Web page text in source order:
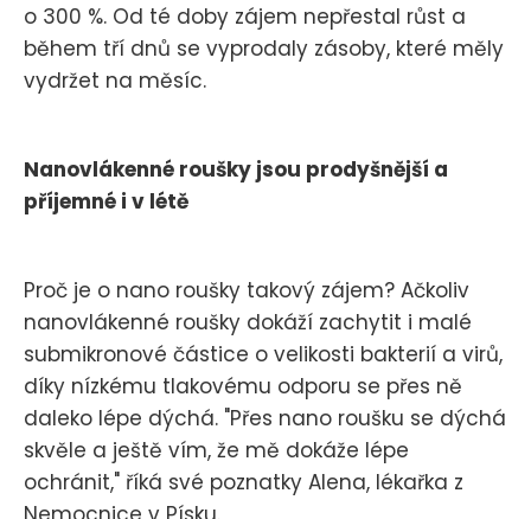
o 300 %. Od té doby zájem nepřestal růst a
během tří dnů se vyprodaly zásoby, které měly
vydržet na měsíc.
Nanovlákenné roušky jsou prodyšnější a
příjemné i v létě
Proč je o nano roušky takový zájem? Ačkoliv
nanovlákenné roušky dokáží zachytit i malé
submikronové částice o velikosti bakterií a virů,
díky nízkému tlakovému odporu se přes ně
daleko lépe dýchá. "Přes nano roušku se dýchá
skvěle a ještě vím, že mě dokáže lépe
ochránit," říká své poznatky Alena, lékařka z